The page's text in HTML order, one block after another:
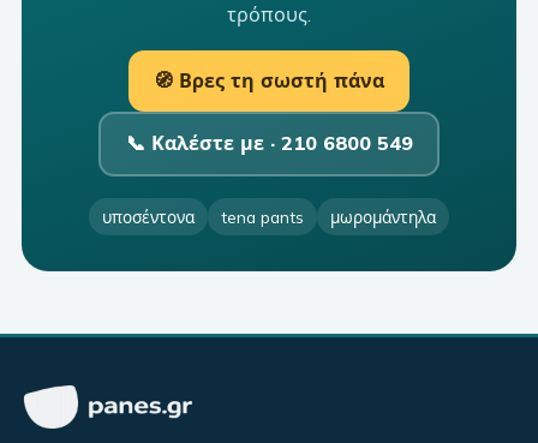
τρόπους.
🧭 Βρες τη σωστή πάνα
📞 Καλέστε με · 210 6800 549
υποσέντονα tena pants μωρομάντηλα